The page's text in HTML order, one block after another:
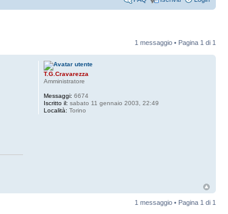
1 messaggio • Pagina 1 di 1
T.G.Cravarezza
Amministratore
Messaggi: 6674
Iscritto il: sabato 11 gennaio 2003, 22:49
Località: Torino
1 messaggio • Pagina 1 di 1